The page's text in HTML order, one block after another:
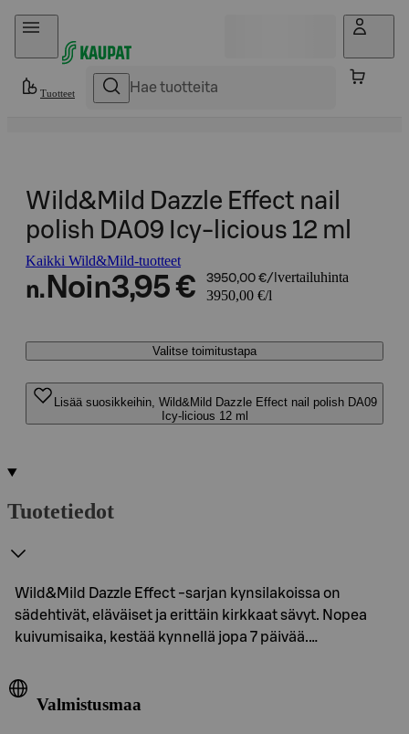
Hyppää sisältöön
Tuotteet
Wild&Mild Dazzle Effect nail
polish DA09 Icy-licious 12 ml
Kaikki Wild&Mild-tuotteet
n. Noin3,95 € 3950,00 €/l vertailuhinta
3950,00 €/l
Valitse toimitustapa
Lisää suosikkeihin, Wild&Mild Dazzle Effect nail polish DA09
Icy-licious 12 ml
Tuotetiedot
Wild&Mild Dazzle Effect -sarjan kynsilakoissa on
sädehtivät, eläväiset ja erittäin kirkkaat sävyt. Nopea
kuivumisaika, kestää kynnellä jopa 7 päivää.…
Valmistusmaa